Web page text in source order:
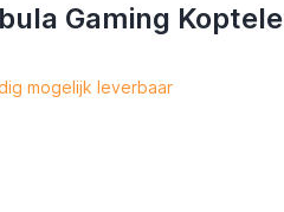
Gaming
mogelijk leverbaar